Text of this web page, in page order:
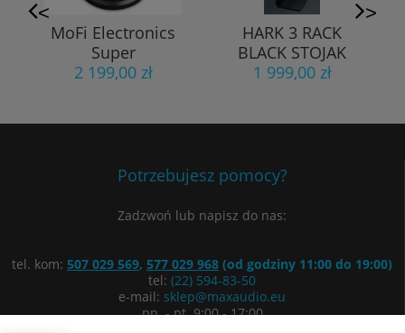
<
MoFi Electronics
Super
HeavyWeight
2 199,00 zł
HARK 3 RACK
BLACK STOJAK
1 999,00 zł
>
Potrzebujesz pomocy?
Zadzwoń lub napisz do nas:
tel. kom: 507 029 569, 577 029 968 (od godziny 11:00 do 19:00)
tel: (22) 594-83-50
e-mail: sklep@maxaudio.eu
pn. - pt. 9:00 - 17:00